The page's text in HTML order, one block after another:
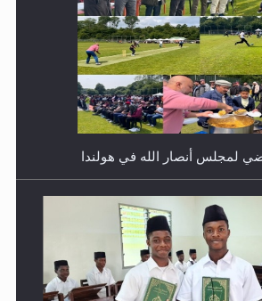
لمجلس أنصار الله في هولندا